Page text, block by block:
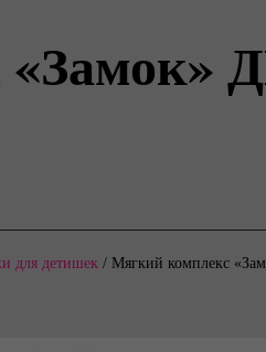
для детишек / Мягкий комплекс